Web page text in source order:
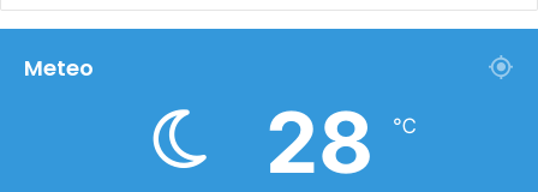
Meteo
28 ℃